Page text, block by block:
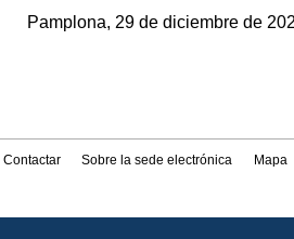
Pamplona, 29 de diciembre de
Contactar Sobre la sede electrónica Mapa